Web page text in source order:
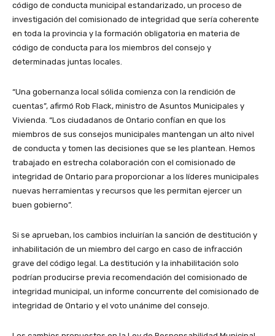
código de conducta municipal estandarizado, un proceso de
investigación del comisionado de integridad que sería coherente
en toda la provincia y la formación obligatoria en materia de
código de conducta para los miembros del consejo y
determinadas juntas locales.
“Una gobernanza local sólida comienza con la rendición de
cuentas”, afirmó Rob Flack, ministro de Asuntos Municipales y
Vivienda. “Los ciudadanos de Ontario confían en que los
miembros de sus consejos municipales mantengan un alto nivel
de conducta y tomen las decisiones que se les plantean. Hemos
trabajado en estrecha colaboración con el comisionado de
integridad de Ontario para proporcionar a los líderes municipales
nuevas herramientas y recursos que les permitan ejercer un
buen gobierno”.
Si se aprueban, los cambios incluirían la sanción de destitución y
inhabilitación de un miembro del cargo en caso de infracción
grave del código legal. La destitución y la inhabilitación solo
podrían producirse previa recomendación del comisionado de
integridad municipal, un informe concurrente del comisionado de
integridad de Ontario y el voto unánime del consejo.